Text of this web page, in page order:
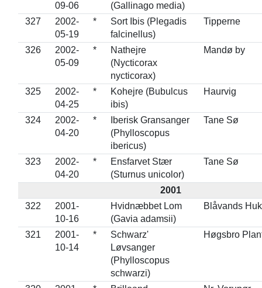
09-06
(Gallinago media)
327
2002-
05-19
*
Sort Ibis (Plegadis
falcinellus)
Tipperne
326
2002-
05-09
*
Nathejre
(Nycticorax
nycticorax)
Mandø by
325
2002-
04-25
*
Kohejre (Bubulcus
ibis)
Haurvig
324
2002-
04-20
*
Iberisk Gransanger
(Phylloscopus
ibericus)
Tane Sø
323
2002-
04-20
*
Ensfarvet Stær
(Sturnus unicolor)
Tane Sø
2001
322
2001-
10-16
Hvidnæbbet Lom
(Gavia adamsii)
Blåvands Huk
321
2001-
10-14
*
Schwarz'
Løvsanger
(Phylloscopus
schwarzi)
Høgsbro